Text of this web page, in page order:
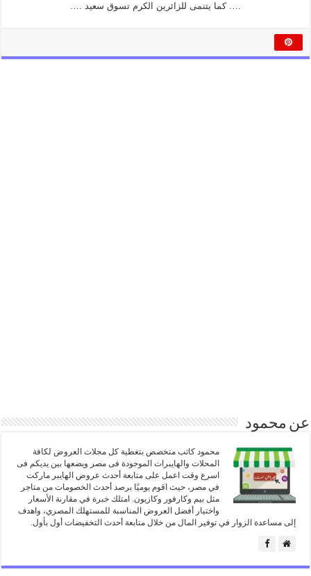
…. كما يتنمى للزائرين الكرم تسوق سعيد ….
عن محمود
محمود كاتب متخصص بتغطية كل مجلات العروض لكافة
المحلات والهايبرات الموجودة فى مصر ويضعها بين يديكم فى
اسرع وقت اعمل على متابعة أحدث عروض الهايبر ماركت
في مصر، حيث اقوم يوميًا برصد أحدث الخصومات من متاجر
مثل بيم وكارفور وكازيون. امتلك خبرة في مقارنة الأسعار
واختيار أفضل العروض المناسبة للمستهلك المصري، واهدف
إلى مساعدة الزوار في توفير المال من خلال متابعة أحدث التخفيضات أول بأول.